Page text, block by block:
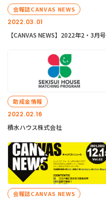
2022.03.01
会報誌CANVAS NEWS
【CANVAS NEWS】2022年2・3月号
2022.02.16
助成金情報
積水ハウス株式会社
会報誌CANVAS NEWS